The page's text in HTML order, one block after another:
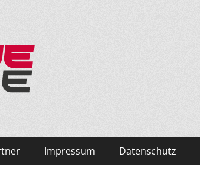
Impressum Datenschutz